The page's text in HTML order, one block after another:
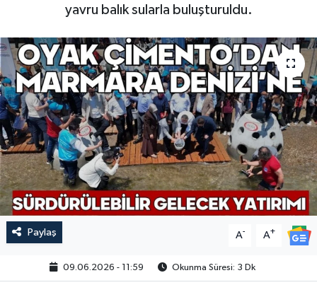
yavru balık sularla buluşturuldu.
Paylaş A- A+
09.06.2026 - 11:59 Okunma Süresi: 3 Dk